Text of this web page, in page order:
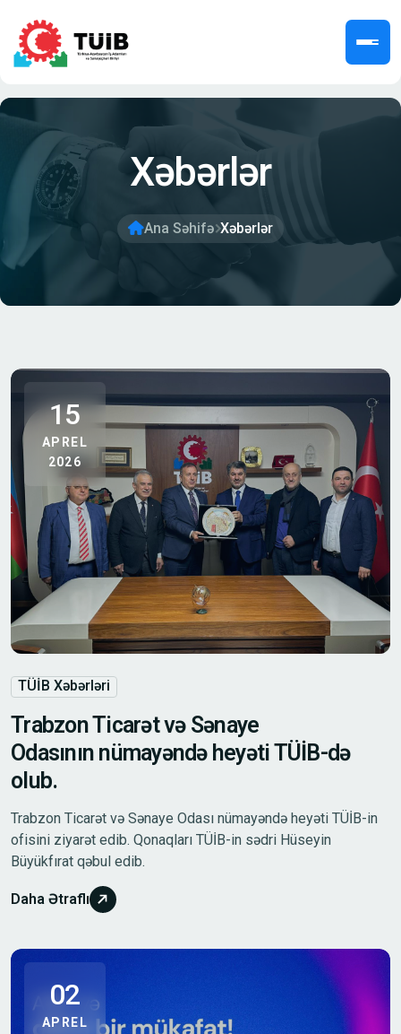
Xəbərlər
Ana Səhifə Xəbərlər
15
APREL
2026
TÜİB Xəbərləri
Trabzon Ticarət və Sənaye
Odasının nümayəndə heyəti TÜİB-də
olub.
Trabzon Ticarət və Sənaye Odası nümayəndə heyəti TÜİB-in
ofisini ziyarət edib. Qonaqları TÜİB-in sədri Hüseyin
Büyükfırat qəbul edib.
Daha Ətraflı
02
APREL